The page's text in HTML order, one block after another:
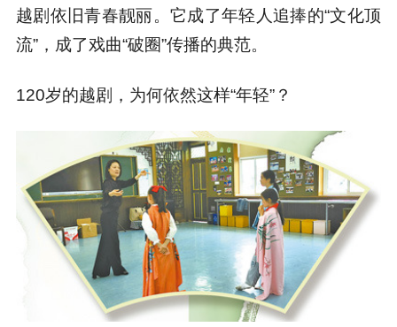
越剧依旧青春靓丽。它成了年轻人追捧的“文化顶
流”，成了戏曲“破圈”传播的典范。
120岁的越剧，为何依然这样“年轻”？